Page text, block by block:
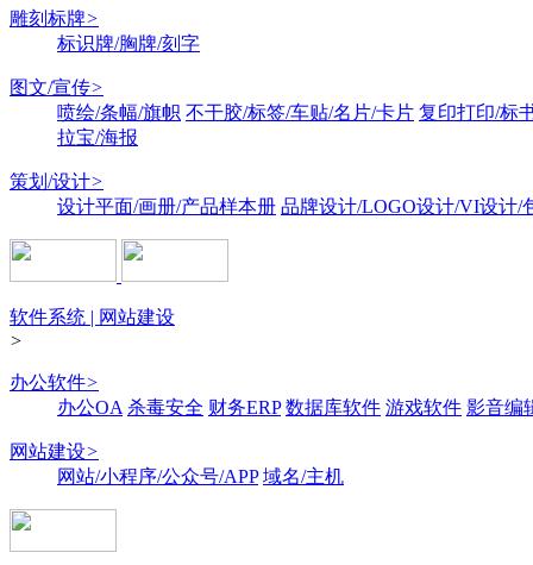
雕刻标牌>
标识牌/胸牌/刻字
图文/宣传>
喷绘/条幅/旗帜 不干胶/标签/车贴/名片/卡片 复印打印/标
拉宝/海报
策划/设计>
设计平面/画册/产品样本册 品牌设计/LOGO设计/VI设计/
软件系统 | 网站建设
>
办公软件>
办公OA 杀毒安全 财务ERP 数据库软件 游戏软件 影音编
网站建设>
网站/小程序/公众号/APP 域名/主机